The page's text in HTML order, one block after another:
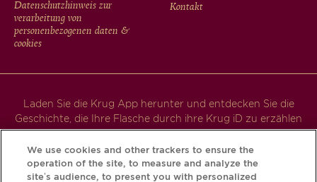
MENU
Datenschutzhinweis zur
verarbeitung von
personenbezogenen daten &
cookies
Kontakt
Laden Sie die Krug App herunter und entdecken Sie die
Geschichte, die Ihre Flasche durch ihre Krug iD zu erzählen
hat.
We use cookies and other trackers to ensure the
operation of the site, to measure and analyze the
site’s audience, to present you with personalized